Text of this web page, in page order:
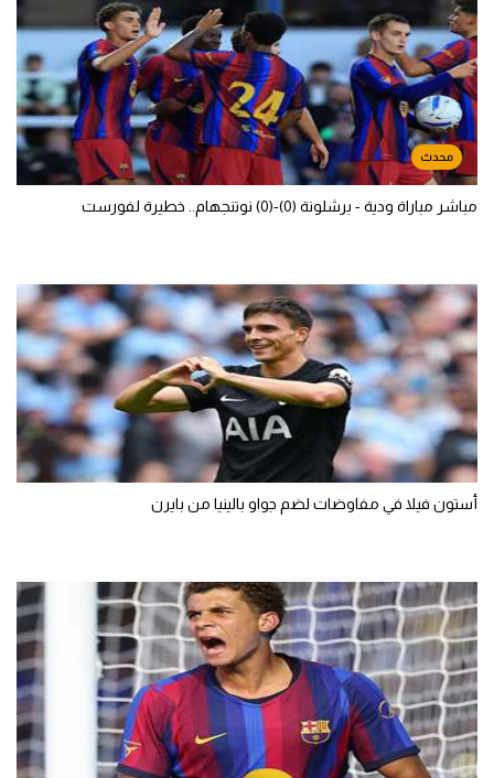
مباشر مباراة ودية - برشلونة (0)-(0) نوتنجهام.. خطيرة لفورست
أستون فيلا في مفاوضات لضم جواو بالينيا من بايرن